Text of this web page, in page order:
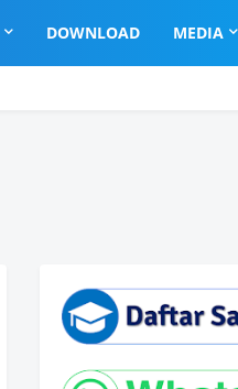
DOWNLOAD MEDIA